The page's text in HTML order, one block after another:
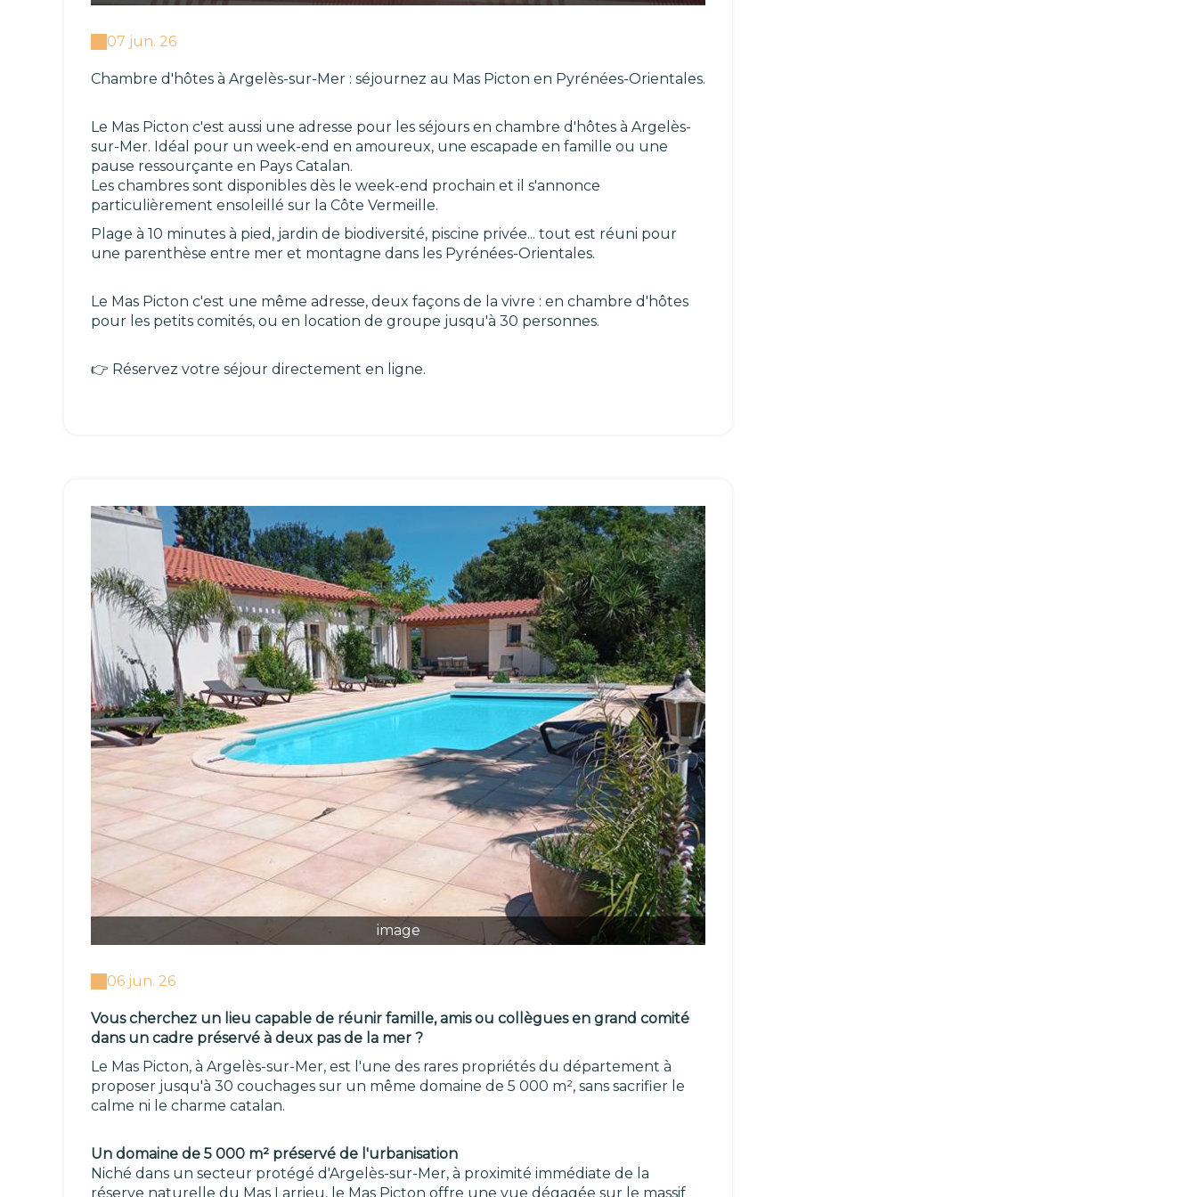
07 jun. 26
Chambre d'hôtes à Argelès-sur-Mer : séjournez au Mas Picton en Pyrénées-Orientales.
Le Mas Picton c'est aussi une adresse pour les séjours en chambre d'hôtes à Argelès-
sur-Mer. Idéal pour un week-end en amoureux, une escapade en famille ou une
pause ressourçante en Pays Catalan.
Les chambres sont disponibles dès le week-end prochain et il s'annonce
particulièrement ensoleillé sur la Côte Vermeille.
Plage à 10 minutes à pied, jardin de biodiversité, piscine privée... tout est réuni pour
une parenthèse entre mer et montagne dans les Pyrénées-Orientales.
Le Mas Picton c'est une même adresse, deux façons de la vivre : en chambre d'hôtes
pour les petits comités, ou en location de groupe jusqu'à 30 personnes.
👉 Réservez votre séjour directement en ligne.
image
06 jun. 26
Vous cherchez un lieu capable de réunir famille, amis ou collègues en grand comité
dans un cadre préservé à deux pas de la mer ?
Le Mas Picton, à Argelès-sur-Mer, est l'une des rares propriétés du département à
proposer jusqu'à 30 couchages sur un même domaine de 5 000 m², sans sacrifier le
calme ni le charme catalan.
Un domaine de 5 000 m² préservé de l'urbanisation
Niché dans un secteur protégé d'Argelès-sur-Mer, à proximité immédiate de la
réserve naturelle du Mas Larrieu, le Mas Picton offre une vue dégagée sur le massif